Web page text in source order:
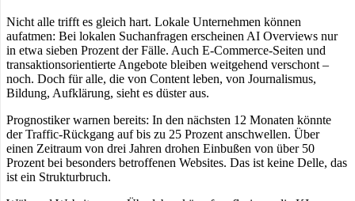
Nicht alle trifft es gleich hart. Lokale Unternehmen können
aufatmen: Bei lokalen Suchanfragen erscheinen AI Overviews nur
in etwa sieben Prozent der Fälle. Auch E-Commerce-Seiten und
transaktionsorientierte Angebote bleiben weitgehend verschont –
noch. Doch für alle, die von Content leben, von Journalismus,
Bildung, Aufklärung, sieht es düster aus.
Prognostiker warnen bereits: In den nächsten 12 Monaten könnte
der Traffic-Rückgang auf bis zu 25 Prozent anschwellen. Über
einen Zeitraum von drei Jahren drohen Einbußen von über 50
Prozent bei besonders betroffenen Websites. Das ist keine Delle, das
ist ein Strukturbruch.